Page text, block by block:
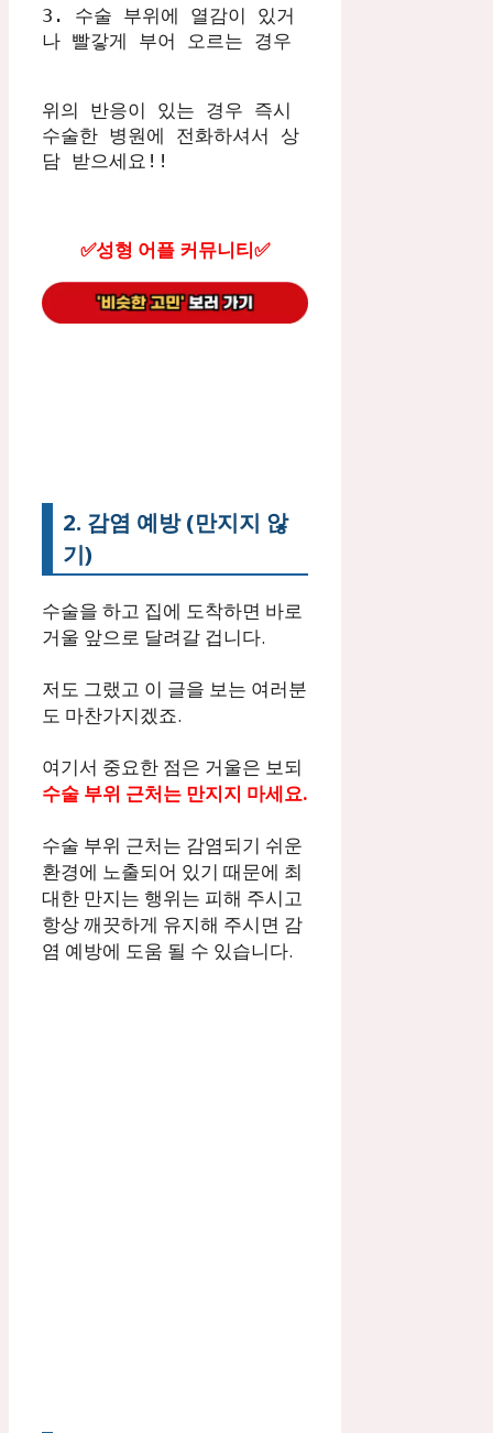
3. 수술 부위에 열감이 있거
나 빨갛게 부어 오르는 경우
위의 반응이 있는 경우 즉시
수술한 병원에 전화하셔서 상
담 받으세요!!
✅성형 어플 커뮤니티✅
2. 감염 예방 (만지지 않
기)
수술을 하고 집에 도착하면 바로
거울 앞으로 달려갈 겁니다.
저도 그랬고 이 글을 보는 여러분
도 마찬가지겠죠.
여기서 중요한 점은 거울은 보되
수술 부위 근처는 만지지 마세요.
수술 부위 근처는 감염되기 쉬운
환경에 노출되어 있기 때문에 최
대한 만지는 행위는 피해 주시고
항상 깨끗하게 유지해 주시면 감
염 예방에 도움 될 수 있습니다.